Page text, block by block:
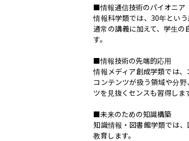
■情報通信技術のパイオニア
情報科学類では、30年とい
通常の講義に加えて、学生
す。
■情報技術の先端的応用
情報メディア創成学類では
コンテンツが扱う領域や分
ツを見抜くセンスも習得しま
■未来のための知識構築
知識情報・図書館学類では
教育します。